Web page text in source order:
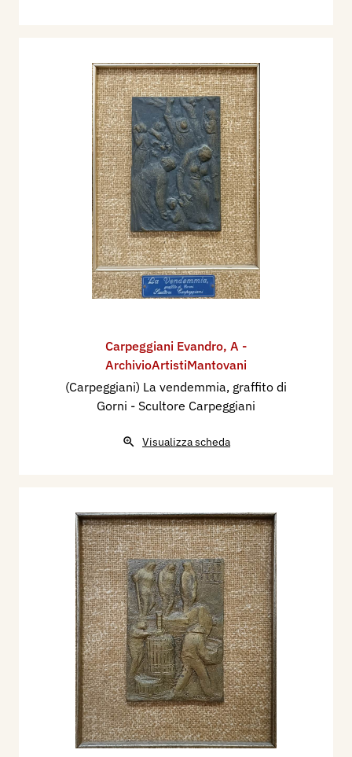
Carpeggiani Evandro, A -
ArchivioArtistiMantovani
(Carpeggiani) La vendemmia, graffito di
Gorni - Scultore Carpeggiani
Visualizza scheda